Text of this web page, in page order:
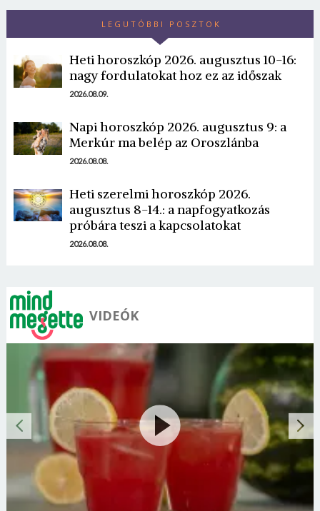
LEGUTÓBBI POSZTOK
Heti horoszkóp 2026. augusztus 10-16:
nagy fordulatokat hoz ez az időszak
2026.08.09.
Napi horoszkóp 2026. augusztus 9: a
Merkúr ma belép az Oroszlánba
2026.08.08.
Heti szerelmi horoszkóp 2026.
augusztus 8-14.: a napfogyatkozás
próbára teszi a kapcsolatokat
2026.08.08.
VIDEÓK